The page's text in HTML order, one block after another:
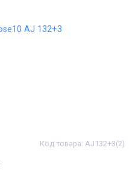
Код товара: AJ132+3(2)